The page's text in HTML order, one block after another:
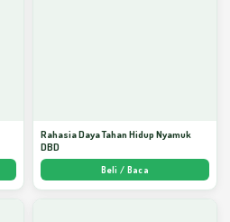
Rahasia Daya Tahan Hidup Nyamuk
DBD
Beli / Baca